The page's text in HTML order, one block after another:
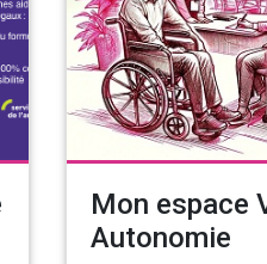
Mon espace
Autonomie